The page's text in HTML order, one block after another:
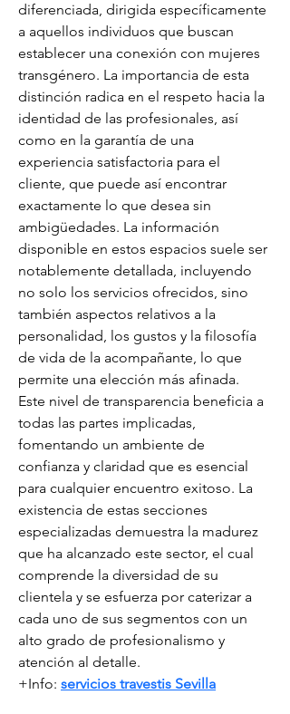
diferenciada, dirigida específicamente
a aquellos individuos que buscan
establecer una conexión con mujeres
transgénero. La importancia de esta
distinción radica en el respeto hacia la
identidad de las profesionales, así
como en la garantía de una
experiencia satisfactoria para el
cliente, que puede así encontrar
exactamente lo que desea sin
ambigüedades. La información
disponible en estos espacios suele ser
notablemente detallada, incluyendo
no solo los servicios ofrecidos, sino
también aspectos relativos a la
personalidad, los gustos y la filosofía
de vida de la acompañante, lo que
permite una elección más afinada.
Este nivel de transparencia beneficia a
todas las partes implicadas,
fomentando un ambiente de
confianza y claridad que es esencial
para cualquier encuentro exitoso. La
existencia de estas secciones
especializadas demuestra la madurez
que ha alcanzado este sector, el cual
comprende la diversidad de su
clientela y se esfuerza por caterizar a
cada uno de sus segmentos con un
alto grado de profesionalismo y
atención al detalle.
+Info: servicios travestis Sevilla